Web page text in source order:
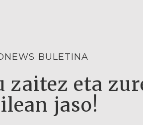
BULETINA
zaitez eta
jaso!